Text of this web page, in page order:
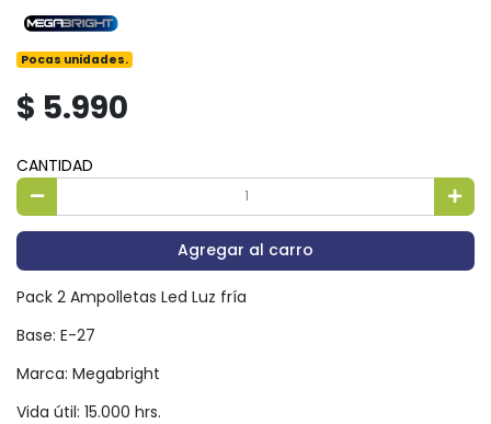
Pocas unidades.
$ 5.990
CANTIDAD
Agregar al carro
Pack 2 Ampolletas Led Luz fría
Base: E-27
Marca: Megabright
Vida útil: 15.000 hrs.